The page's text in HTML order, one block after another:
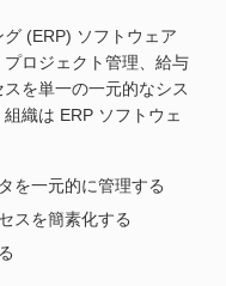
(ERP) ソフトウェア
ロジェクト管理、給与
を単一の一元的なシス
織は ERP ソフトウェ
を一元的に管理する
スを簡素化する